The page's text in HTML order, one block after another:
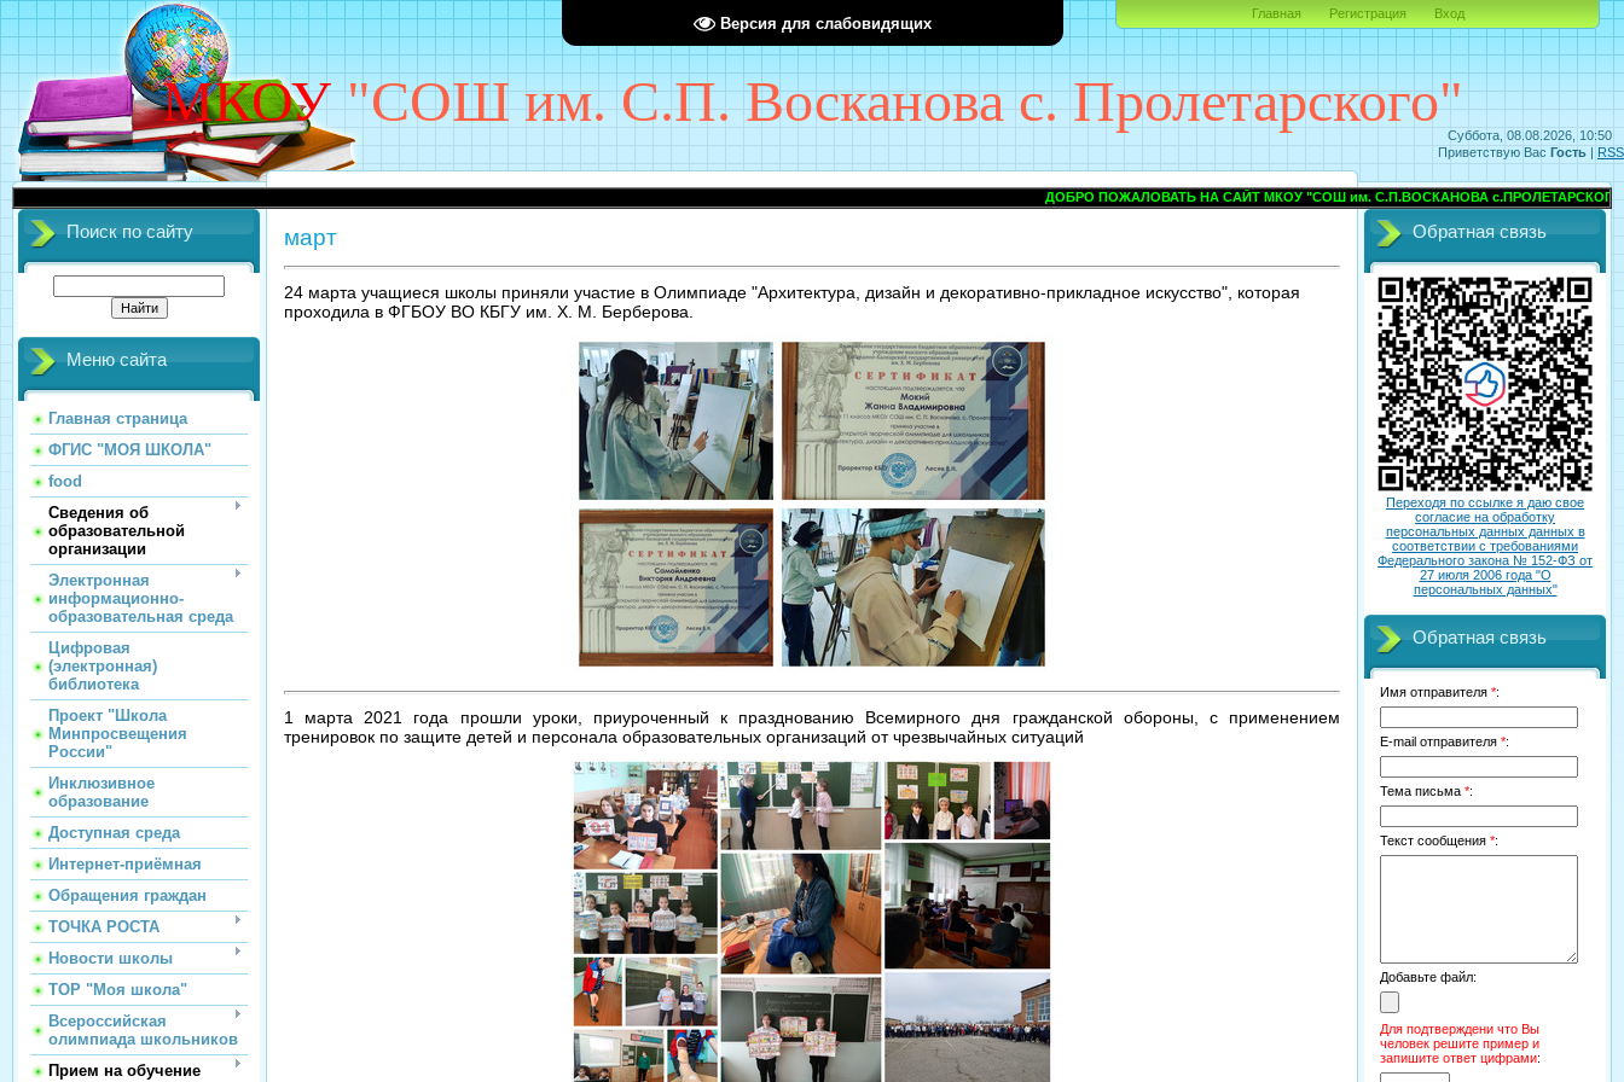
Версия для слабовидящих
Суббота, 08.08.2026, 10:50
Главная Регистрация Вход
МКОУ "СОШ им. С.П. Восканова с. Пролетарского"
Приветствую Вас Гость | RSS
ДОБРО ПОЖАЛОВАТЬ НА САЙТ МКОУ "СОШ им. С.П.ВОСКАНОВА с.ПРОЛЕТАРСКОГО"
Поиск по сайту
Меню сайта
Главная страница
ФГИС "МОЯ ШКОЛА"
food
Сведения об
образовательной
организации
Электронная
информационно-
образовательная среда
Цифровая
(электронная)
библиотека
Проект "Школа
Минпросвещения
России"
Инклюзивное
образование
Доступная среда
Интернет-приёмная
Обращения граждан
ТОЧКА РОСТА
Новости школы
ТОР "Моя школа"
Всероссийская
олимпиада школьников
Прием на обучение
март
24 марта учащиеся школы приняли участие в Олимпиаде "Архитектура, дизайн и декоративно-прикладное искусство", которая
проходила в ФГБОУ ВО КБГУ им. Х. М. Берберова.
1 марта 2021 года прошли уроки, приуроченный к празднованию Всемирного дня гражданской обороны, с применением
тренировок по защите детей и персонала образовательных организаций от чрезвычайных ситуаций
Обратная связь
Переходя по ссылке я даю свое
согласие на обработку
персональных данных данных в
соответствии с требованиями
Федерального закона № 152-ФЗ от
27 июля 2006 года "О
персональных данных"
Обратная связь
Имя отправителя *:
E-mail отправителя *:
Тема письма *:
Текст сообщения *:
Добавьте файл:
Для подтверждени что Вы
человек решите пример и
запишите ответ цифрами: